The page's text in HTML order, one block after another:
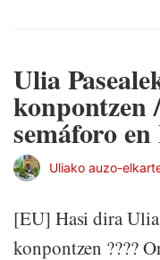
Ulia
konpontzen
semáforo
Uliako auzo-
[EU] Hasi dira
konpontzen ????